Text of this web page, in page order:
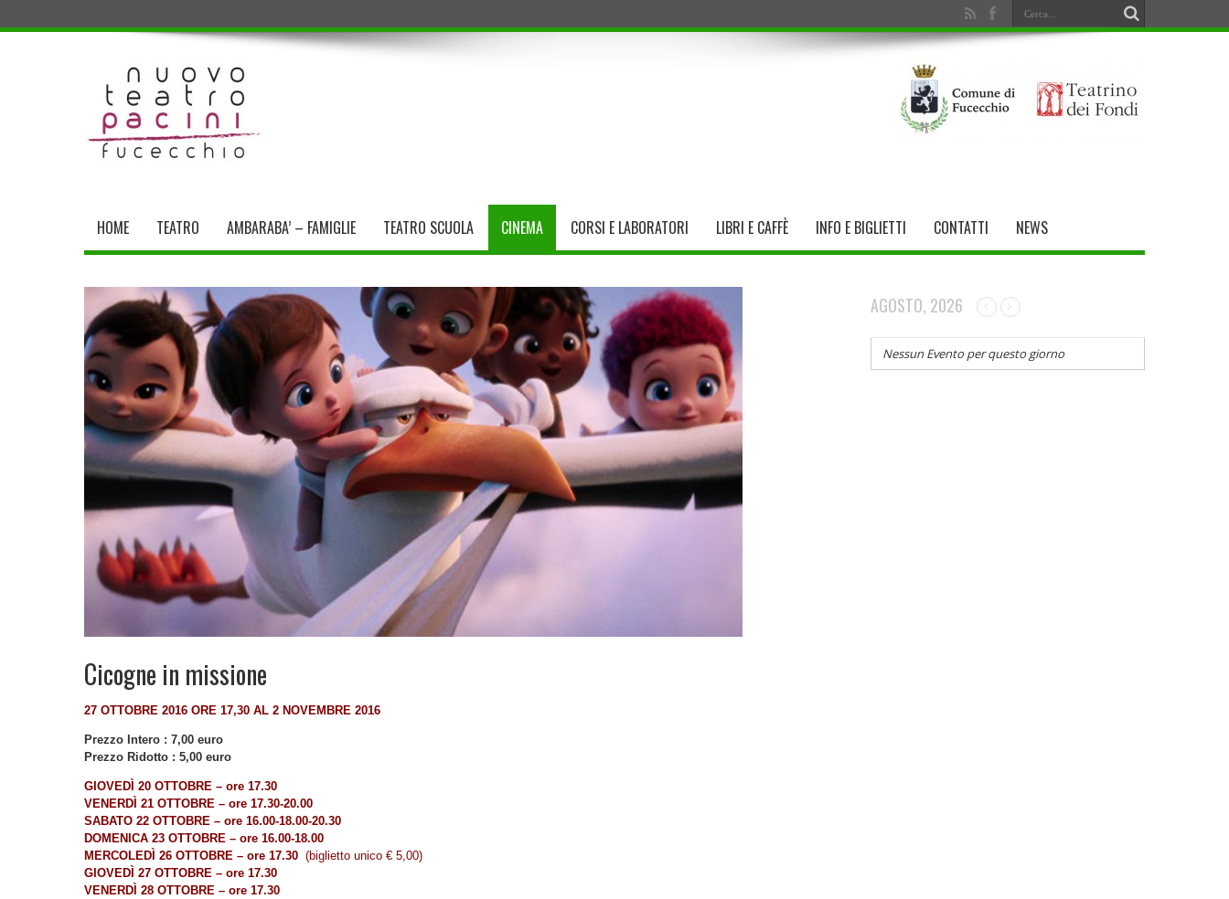
HOME TEATRO AMBARABA’ – FAMIGLIE TEATRO SCUOLA CINEMA CORSI E LABORATORI LIBRI E CAFFÈ INFO E BIGLIETTI CONTATTI NEWS
Cicogne in missione
27 OTTOBRE 2016 ORE 17,30 AL 2 NOVEMBRE 2016
Prezzo Intero : 7,00 euro
Prezzo Ridotto : 5,00 euro
GIOVEDÌ 20 OTTOBRE – ore 17.30
VENERDÌ 21 OTTOBRE – ore 17.30-20.00
SABATO 22 OTTOBRE – ore 16.00-18.00-20.30
DOMENICA 23 OTTOBRE – ore 16.00-18.00
MERCOLEDÌ 26 OTTOBRE – ore 17.30 (biglietto unico € 5,00)
GIOVEDÌ 27 OTTOBRE – ore 17.30
VENERDÌ 28 OTTOBRE – ore 17.30
AGOSTO, 2026
Nessun Evento per questo giorno